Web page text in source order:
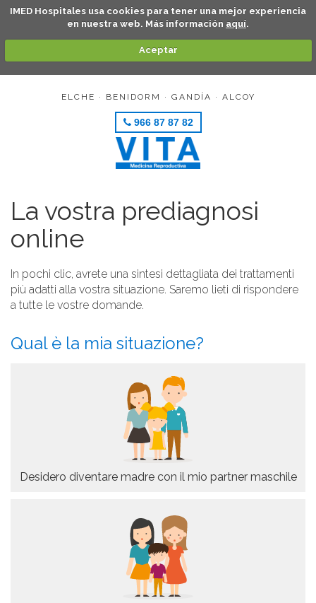
IMED Hospitales usa cookies para tener una mejor experiencia
en nuestra web. Más información aquí.
Aceptar
ELCHE · BENIDORM · GANDÍA · ALCOY
966 87 87 82
La vostra prediagnosi
online
In pochi clic, avrete una sintesi dettagliata dei trattamenti
più adatti alla vostra situazione. Saremo lieti di rispondere
a tutte le vostre domande.
Qual è la mia situazione?
Desidero diventare madre con il mio partner maschile